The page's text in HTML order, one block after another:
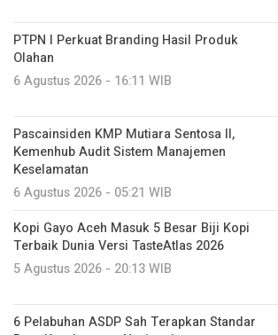
PTPN I Perkuat Branding Hasil Produk
Olahan
6 Agustus 2026 - 16:11 WIB
Pascainsiden KMP Mutiara Sentosa II,
Kemenhub Audit Sistem Manajemen
Keselamatan
6 Agustus 2026 - 05:21 WIB
Kopi Gayo Aceh Masuk 5 Besar Biji Kopi
Terbaik Dunia Versi TasteAtlas 2026
5 Agustus 2026 - 20:13 WIB
6 Pelabuhan ASDP Sah Terapkan Standar